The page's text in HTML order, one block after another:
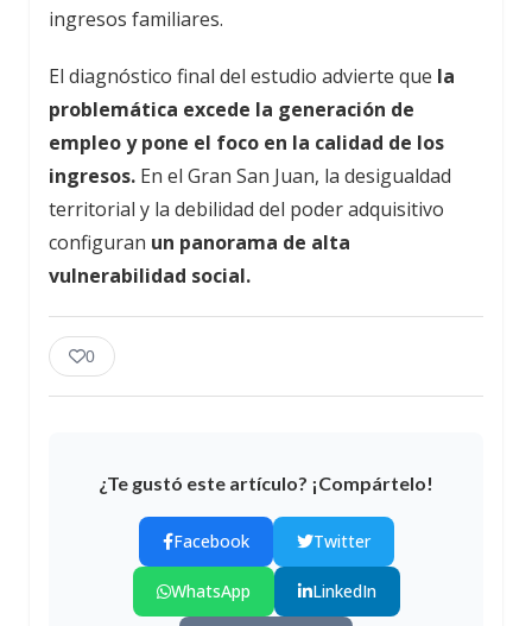
ingresos familiares.
El diagnóstico final del estudio advierte que la
problemática excede la generación de
empleo y pone el foco en la calidad de los
ingresos. En el Gran San Juan, la desigualdad
territorial y la debilidad del poder adquisitivo
configuran un panorama de alta
vulnerabilidad social.
0
¿Te gustó este artículo? ¡Compártelo!
Facebook Twitter
WhatsApp LinkedIn